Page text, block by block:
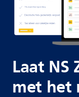
Laat NS
met het